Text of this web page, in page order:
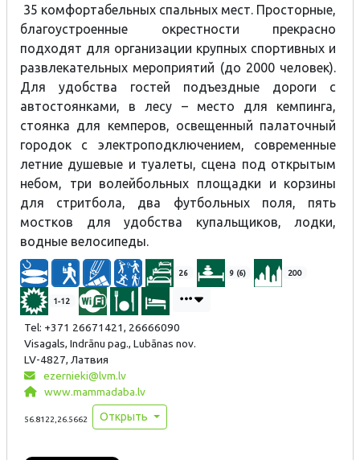
35 комфортабельных спальных мест. Просторные,
благоустроенные окрестности прекрасно
подходят для организации крупных спортивных и
развлекательных мероприятий (до 2000 человек).
Для удобства гостей подъездные дороги с
автостоянками, в лесу – место для кемпинга,
стоянка для кемперов, освещенный палаточный
городок с электроподключением, современные
летние душевые и туалеты, сцена под открытым
небом, три волейбольных площадки и корзины
для стритбола, два футбольных поля, пять
мостков для удобства купальщиков, лодки,
водные велосипеды.
26 9 (6) 200
1-12
Tel: +371 26671421, 26666090
Visagals, Indrānu pag., Lubānas nov.
LV-4827, Латвия
ezernieki@lvm.lv
www.mammadaba.lv
56.8122,26.5662 Открыть